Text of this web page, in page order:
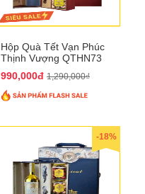
Hộp Quà Tết Vạn Phúc
Thịnh Vượng QTHN73
990,000đ 1,290,000₫
-18%